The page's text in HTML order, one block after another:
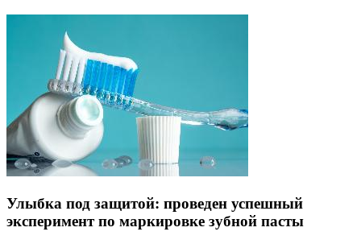
Улыбка под защитой: проведен успешный
эксперимент по маркировке зубной пасты